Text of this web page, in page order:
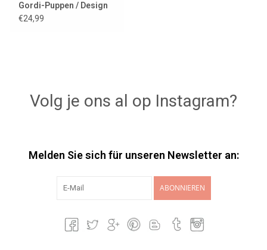
Gordi-Puppen / Design
Claudie und Molton-
€24,99
Volg je ons al op Instagram?
Melden Sie sich für unseren Newsletter an:
ABONNIEREN